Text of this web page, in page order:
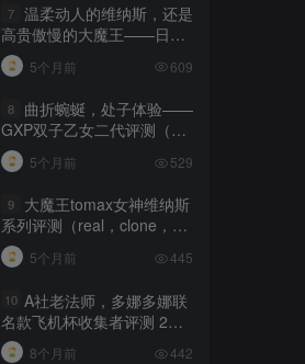
7 温柔动人的维纳斯，还是
高贵傲慢的大魔王——日本
tomax venus系列（soft）名
器测评 四星推荐[db:副标题]
5个月前 609
8
曲折蜿蜒，处子体验——
GXP双子乙女二代评测（中
高刺激）四星推荐[db:副标
题] 5个月前 529
9
大魔王tomax女神维纳斯
系列评测（real，clone，
cross）[db:副标题]
5个月前 445
10 A社老法师，多娜多娜联
名款飞机杯收集者评测 2
——除了情怀也有亮点
8个月前 442